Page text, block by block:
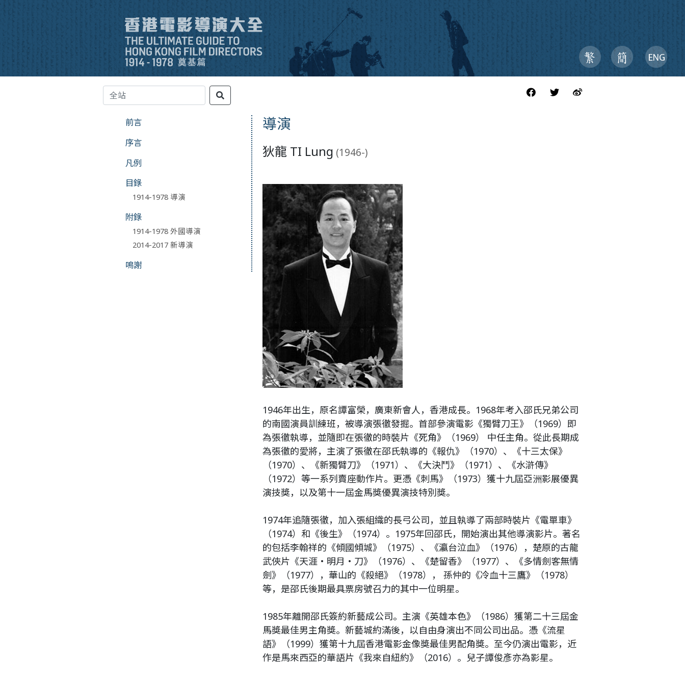
前言
序言
凡例
目錄
1914-1978 導演
附錄
1914-1978 外國導演
2014-2017 新導演
鳴謝
導演
狄龍 TI Lung (1946-)
1946年出生，原名譚富榮，廣東新會人，香港成長。1968年考入邵氏兄弟公司
的南國演員訓練班，被導演張徹發掘。首部參演電影《獨臂刀王》（1969）即
為張徹執導，並隨即在張徹的時裝片《死角》（1969） 中任主角。從此長期成
為張徹的愛將，主演了張徹在邵氏執導的《報仇》（1970）、《十三太保》
（1970）、《新獨臂刀》（1971）、《大決鬥》（1971）、《水滸傳》
（1972）等一系列賣座動作片。更憑《刺馬》（1973）獲十九屆亞洲影展優異
演技獎，以及第十一屆金馬獎優異演技特別獎。
1974年追隨張徹，加入張組織的長弓公司，並且執導了兩部時裝片《電單車》
（1974）和《後生》（1974）。1975年回邵氏，開始演出其他導演影片。著名
的包括李翰祥的《傾國傾城》（1975）、《瀛台泣血》（1976），楚原的古龍
武俠片《天涯‧明月‧刀》（1976）、《楚留香》（1977）、《多情劍客無情
劍》（1977），華山的《殺絕》（1978）， 孫仲的《冷血十三鷹》（1978）
等，是邵氏後期最具票房號召力的其中一位明星。
1985年離開邵氏簽約新藝成公司。主演《英雄本色》（1986）獲第二十三屆金
馬獎最佳男主角獎。新藝城約滿後，以自由身演出不同公司出品。憑《流星
語》（1999）獲第十九屆香港電影金像獎最佳男配角獎。至今仍演出電影，近
作是馬來西亞的華語片《我來自紐約》（2016）。兒子譚俊彥亦為影星。